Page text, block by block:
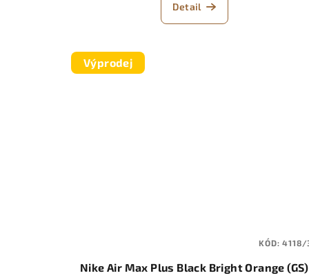
Detail
Výprodej
Nike Air Max Plus Black Bright Orange (GS)
KÓD:4118/